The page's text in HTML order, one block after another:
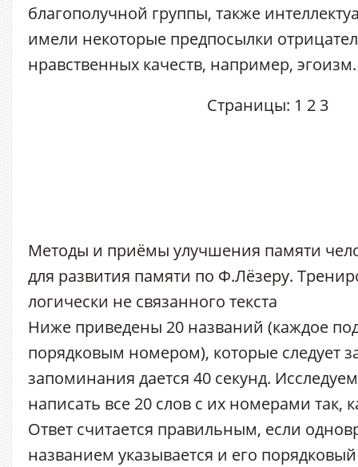
благополучной группы, также
имели некоторые предпосылки
нравственных качеств, например, эгоизм.
Страницы: 1 2 3
Методы и приёмы улучшения памяти
для развития памяти по Ф.Лёзеру.
логически не связанного текста
Ниже приведены 20 названий (каждое
порядковым номером), которые следует
запоминания дается 40 секунд.
написать все 20 слов с их номерами так,
Ответ считается правильным, если
названием указывается и его